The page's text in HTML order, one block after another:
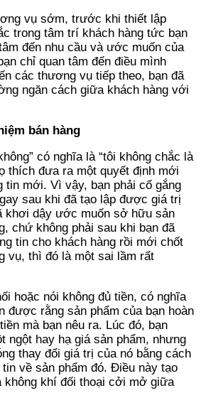
vụ sớm, trước khi thiết lập
trong tâm trí khách hàng tức bạn
đến nhu cầu và ước muốn của
chỉ quan tâm đến điều mình
các thương vụ tiếp theo, bạn đã
ngăn cách giữa khách hàng với
bán hàng
có nghĩa là “tôi không chắc là
thích đưa ra một quyết định mới
tin mới. Vì vậy, bạn phải cố gắng
sau khi đã tạo lập được giá trị
khơi dậy ước muốn sở hữu sản
chứ không phải sau khi bạn đã
tin cho khách hàng rồi mới chốt
vụ, thì đó là một sai lầm rất
hoặc nói không đủ tiền, có nghĩa
được rằng sản phẩm của bạn hoàn
mà bạn nêu ra. Lúc đó, bạn
ngột hay hạ giá sản phẩm, nhưng
thay đổi giá trị của nó bằng cách
về sản phẩm đó. Điều này tạo
khí đối thoại cởi mở giữa